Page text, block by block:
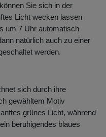
Sie sich in der
Licht wecken lassen
um 7 Uhr automatisch
natürlich auch zu einer
werden.
sich durch ihre
gewähltem Motiv
grünes Licht, während
beruhigendes blaues